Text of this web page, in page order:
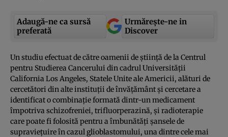
Adaugă-ne ca sursă
preferată
Urmărește-ne in
Discover
Un studiu efectuat de către oamenii de ştiinţă de la Centrul
pentru Studierea Cancerului din cadrul Universităţii
California Los Angeles, Statele Unite ale Americii, alături de
cercetători din alte instituţii de învăţământ şi cercetare a
identificat o combinaţie formată dintr-un medicament
împotriva schizofreniei, trifluorperazină, şi radioterapie
care poate fi folosită pentru a îmbunătăţi şansele de
supravieţuire în cazul glioblastomului, una dintre cele mai